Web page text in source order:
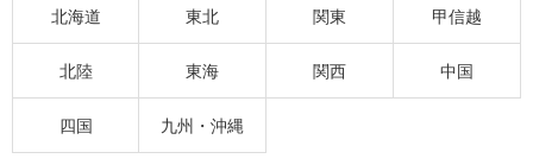
北海道 東北 関東 甲信越
北陸 東海 関西 中国
四国 九州・沖縄